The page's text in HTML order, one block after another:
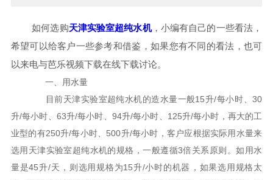
如何选购天津实验室超纯水机，小编有自己的一些看法，
希望可以给客户一些参考和借鉴，如果您有不同的看法，也可
以来电与芭乐视频下载在线下载讨论。
一、用水量
目前天津实验室超纯水机的造水量一般15升/每小时、30
升/每小时、63升/每小时、94升/每小时、125升/每小时，再大的工
业型的有250升/每小时、500升/每小时，客户应根据实际用水量来
选用天津实验室超纯水机的规格，一般遵循3倍关系原则。如用水
量是45升/天，则选用规格为15升/小时的机器，如果选用规格太